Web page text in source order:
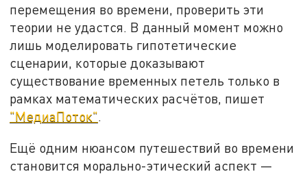
перемещения во времени, проверить эти
теории не удастся. В данный момент можно
лишь моделировать гипотетические
сценарии, которые доказывают
существование временных петель только в
рамках математических расчётов, пишет
"МедиаПоток".
Ещё одним нюансом путешествий во времени
становится морально-этический аспект —